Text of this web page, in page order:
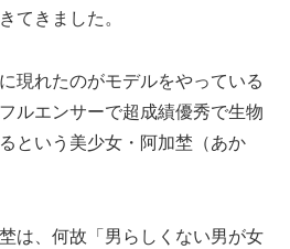
てきました。
現れたのがモデルをやっている
ルエンサーで超成績優秀で生物
という美少女・阿加埜（あか
は、何故「男らしくない男が女